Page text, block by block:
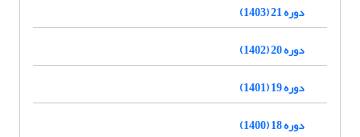
دوره 21 (1403)
دوره 20 (1402)
دوره 19 (1401)
دوره 18 (1400)